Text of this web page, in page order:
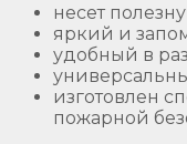
несет
яркий и
удобный в
изготовлен
пожарной